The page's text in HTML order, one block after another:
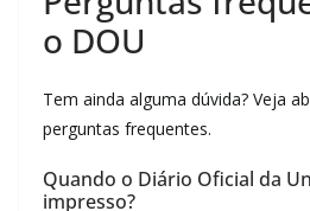
o DOU
Tem ainda alguma dúvida? Veja
perguntas frequentes.
Quando o Diário Oficial da
impresso?